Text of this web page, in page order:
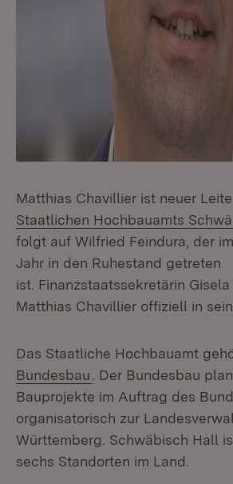
Matthias Chavillier ist neuer
Staatlichen Hochbauamts
folgt auf Wilfried Feindura, der
Jahr in den Ruhestand getreten
ist. Finanzstaatssekretärin
Matthias Chavillier offiziell in
Das Staatliche Hochbauamt
Bundesbau (Öffnet in neuem
. Der Bundesbau
Bauprojekte im Auftrag des
organisatorisch zur
Württemberg. Schwäbisch Hall
sechs Standorten im Land.